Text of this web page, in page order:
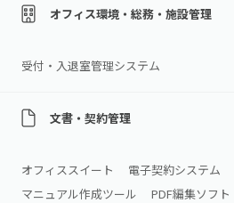
オフィス環境・総務・施設管理
受付・入退室管理システム
文書・契約管理
オフィススイート 電子契約システム
マニュアル作成ツール
PDF編集ソフト